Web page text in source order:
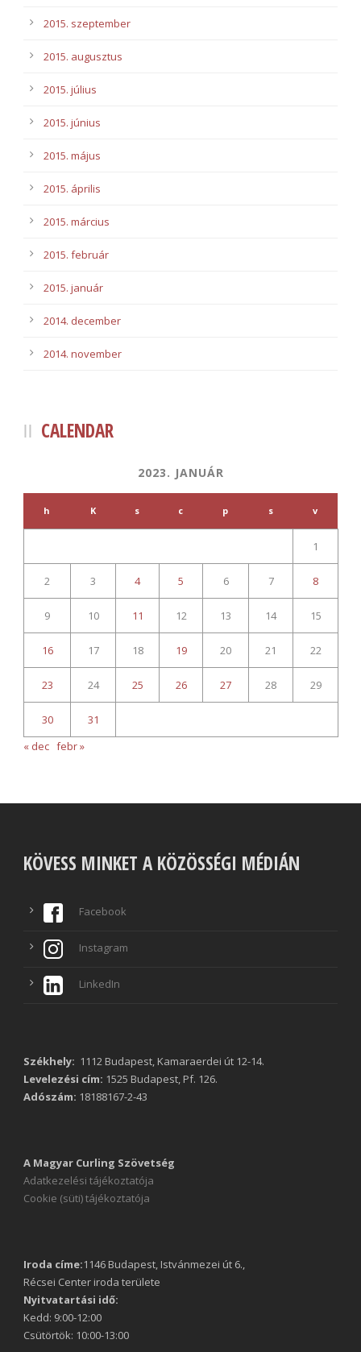
2015. szeptember
2015. augusztus
2015. július
2015. június
2015. május
2015. április
2015. március
2015. február
2015. január
2014. december
2014. november
CALENDAR
2023. JANUÁR
h K s c p s v
1
2 3 4 5 6 7 8
9 10 11 12 13 14 15
16 17 18 19 20 21 22
23 24 25 26 27 28 29
30
31
« dec febr »
KÖVESS MINKET A KÖZÖSSÉGI MÉDIÁN
Facebook
Instagram
LinkedIn
Székhely: 1112 Budapest, Kamaraerdei út 12-14.
Levelezési cím: 1525 Budapest, Pf. 126.
Adószám: 18188167-2-43
A Magyar Curling Szövetség
Adatkezelési tájékoztatója
Cookie (süti) tájékoztatója
Iroda címe:1146 Budapest, Istvánmezei út 6.,
Récsei Center iroda területe
Nyitvatartási idő:
Kedd: 9:00-12:00
Csütörtök: 10:00-13:00